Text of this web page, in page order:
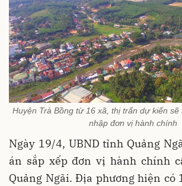
Huyện Trà Bồng từ 16 xã, thị trấn dự kiến
nhập đơn vị hành chính
Ngày 19/4, UBND tỉnh Quảng
án sắp xếp đơn vị hành chính
Quảng Ngãi. Địa phương hiện có